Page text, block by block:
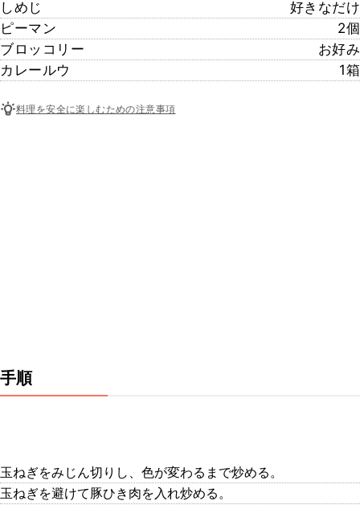
しめじ
好きなだけ
ピーマン
2個
ブロッコリー
お好み
カレールウ
1箱
料理を安全に楽しむための注意事項
手順
玉ねぎをみじん切りし、色が変わるまで炒める。
玉ねぎを避けて豚ひき肉を入れ炒める。